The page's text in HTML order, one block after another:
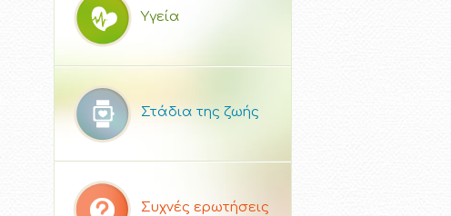
Υγεία
Στάδια της ζωής
Συχνές ερωτήσεις